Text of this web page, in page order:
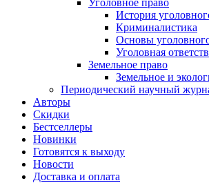
Уголовное право
История
Криминалистика
Основы
Уголовная
Земельное право
Земельное и
Периодический научный
Авторы
Скидки
Бестселлеры
Новинки
Готовятся к выходу
Новости
Доставка и оплата